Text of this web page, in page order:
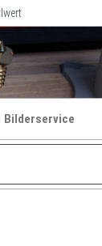
Bilderservice